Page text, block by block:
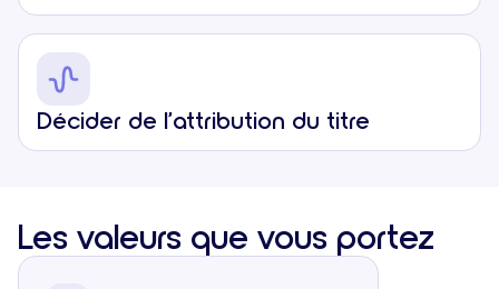
Décider de l’attribution du titre
Les valeurs que vous portez